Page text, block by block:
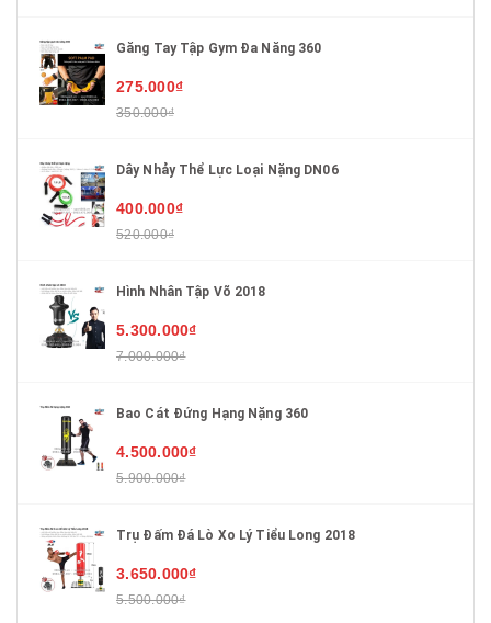
Găng Tay Tập Gym Đa Năng 360
275.000₫
350.000₫
Dây Nhảy Thể Lực Loại Nặng DN06
400.000₫
520.000₫
Hình Nhân Tập Võ 2018
5.300.000₫
7.000.000₫
Bao Cát Đứng Hạng Nặng 360
4.500.000₫
5.900.000₫
Trụ Đấm Đá Lò Xo Lý Tiểu Long 2018
3.650.000₫
5.500.000₫